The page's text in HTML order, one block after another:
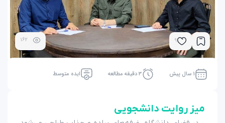
9
162
1 سال پیش 3 دقیقه مطالعه ایده متوسط
میز روایت دانشجویی